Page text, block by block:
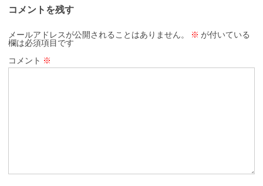
コメントを残す
メールアドレスが公開されることはありません。 ※ が付いている
欄は必須項目です
コメント ※